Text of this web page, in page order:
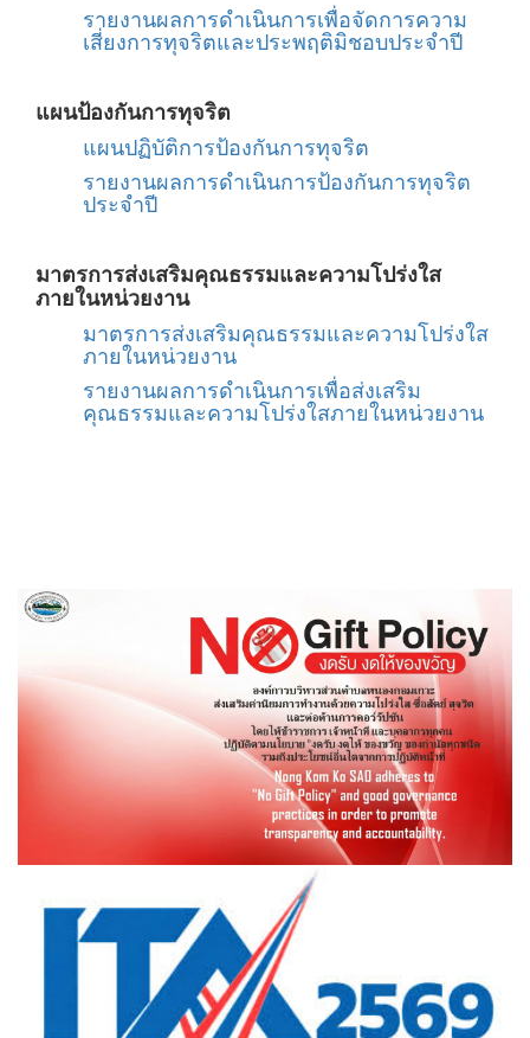
รายงานผลการดําเนินการเพื่อจัดการความ
เสี่ยงการทุจริตและประพฤติมิชอบประจําปี
แผนป้องกันการทุจริต
แผนปฏิบัติการป้องกันการทุจริต
รายงานผลการดําเนินการป้องกันการทุจริต
ประจําปี
มาตรการส่งเสริมคุณธรรมและความโปร่งใส
ภายในหน่วยงาน
มาตรการส่งเสริมคุณธรรมและความโปร่งใส
ภายในหน่วยงาน
รายงานผลการดําเนินการเพื่อส่งเสริม
คุณธรรมและความโปร่งใสภายในหน่วยงาน